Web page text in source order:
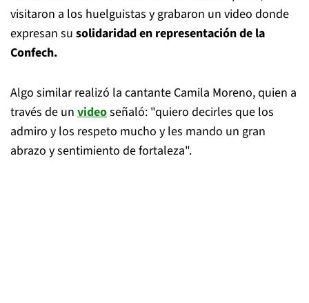
visitaron a los huelguistas y grabaron un video donde
expresan su solidaridad en representación de la
Confech.
Algo similar realizó la cantante Camila Moreno, quien a
través de un videoseñaló: "quiero decirles que los
admiro y los respeto mucho y les mando un gran
abrazo y sentimiento de fortaleza".